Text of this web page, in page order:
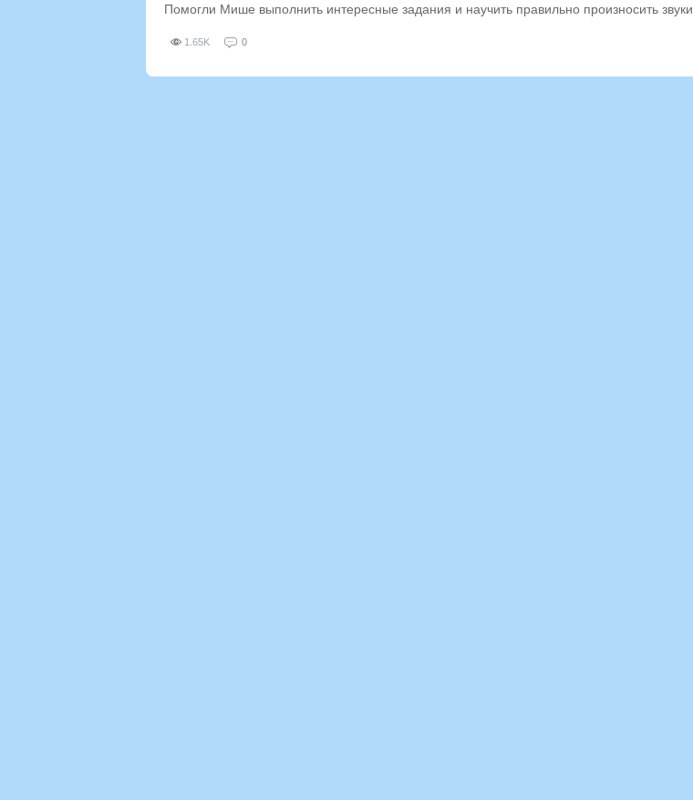
Помогли Мише выполнить интересные задания и научить правильно произносить звуки.
1.65K 0